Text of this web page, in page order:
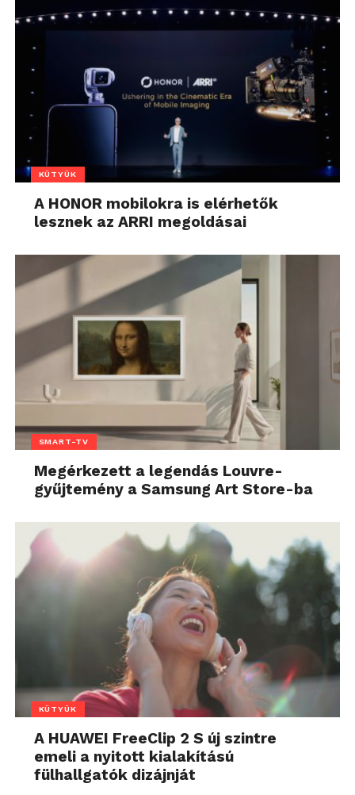
KÜTYÜK
A HONOR mobilokra is elérhetők
lesznek az ARRI megoldásai
SMART-TV
Megérkezett a legendás Louvre-
gyűjtemény a Samsung Art Store-ba
KÜTYÜK
A HUAWEI FreeClip 2 S új szintre
emeli a nyitott kialakítású
fülhallgatók dizájnját